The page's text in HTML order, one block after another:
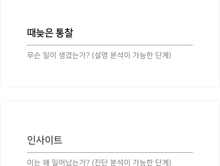
때늦은 통찰
무슨 일이 생겼는가? (설명 분석이 가능한 단계)
인사이트
이는 왜 일어났는가? (진단 분석이 가능한 단계)